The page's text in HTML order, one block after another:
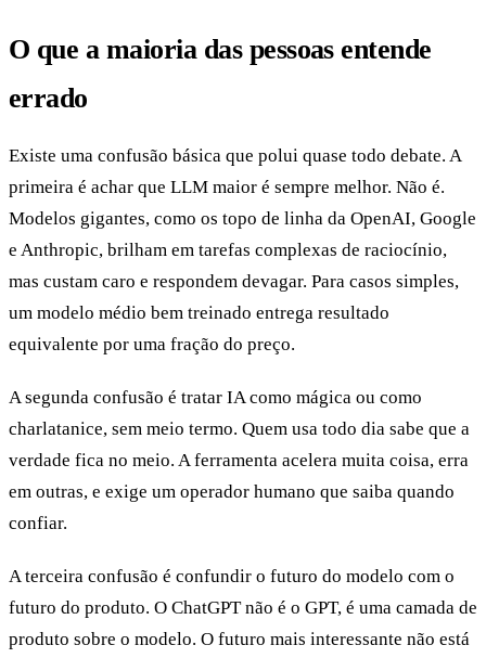
O que a maioria das pessoas entende
errado
Existe uma confusão básica que polui quase todo debate. A
primeira é achar que LLM maior é sempre melhor. Não é.
Modelos gigantes, como os topo de linha da OpenAI, Google
e Anthropic, brilham em tarefas complexas de raciocínio,
mas custam caro e respondem devagar. Para casos simples,
um modelo médio bem treinado entrega resultado
equivalente por uma fração do preço.
A segunda confusão é tratar IA como mágica ou como
charlatanice, sem meio termo. Quem usa todo dia sabe que a
verdade fica no meio. A ferramenta acelera muita coisa, erra
em outras, e exige um operador humano que saiba quando
confiar.
A terceira confusão é confundir o futuro do modelo com o
futuro do produto. O ChatGPT não é o GPT, é uma camada de
produto sobre o modelo. O futuro mais interessante não está